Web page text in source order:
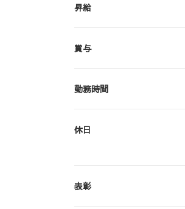
昇給
賞与
勤務時間
休日
表彰